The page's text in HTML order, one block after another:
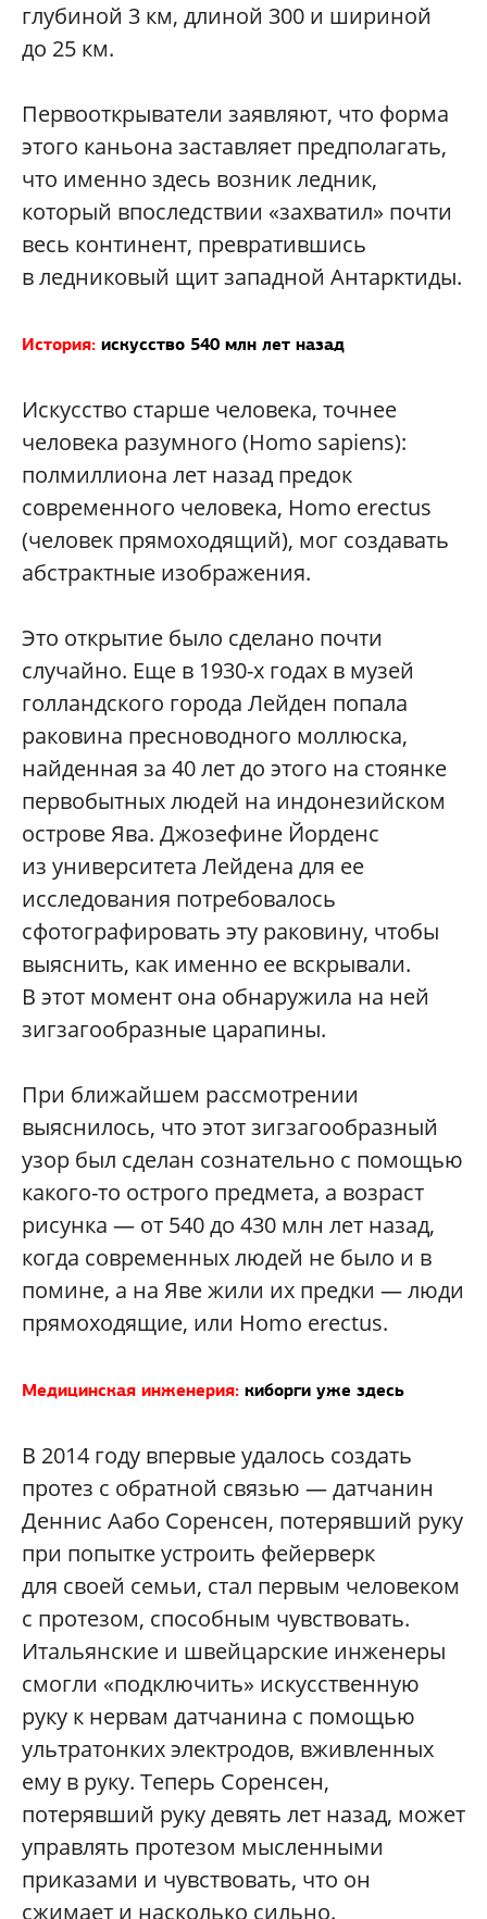
глубиной 3 км, длиной 300 и шириной
до 25 км.
Первооткрыватели заявляют, что форма
этого каньона заставляет предполагать,
что именно здесь возник ледник,
который впоследствии «захватил» почти
весь континент, превратившись
в ледниковый щит западной Антарктиды.
История: искусство 540 млн лет назад
Искусство старше человека, точнее
человека разумного (Homo sapiens):
полмиллиона лет назад предок
современного человека, Homo erectus
(человек прямоходящий), мог создавать
абстрактные изображения.
Это открытие было сделано почти
случайно. Еще в 1930-х годах в музей
голландского города Лейден попала
раковина пресноводного моллюска,
найденная за 40 лет до этого на стоянке
первобытных людей на индонезийском
острове Ява. Джозефине Йорденс
из университета Лейдена для ее
исследования потребовалось
сфотографировать эту раковину, чтобы
выяснить, как именно ее вскрывали.
В этот момент она обнаружила на ней
зигзагообразные царапины.
При ближайшем рассмотрении
выяснилось, что этот зигзагообразный
узор был сделан сознательно с помощью
какого-то острого предмета, а возраст
рисунка — от 540 до 430 млн лет назад,
когда современных людей не было и в
помине, а на Яве жили их предки — люди
прямоходящие, или Homo erectus.
Медицинская инженерия: киборги уже здесь
В 2014 году впервые удалось создать
протез с обратной связью — датчанин
Деннис Аабо Соренсен, потерявший руку
при попытке устроить фейерверк
для своей семьи, стал первым человеком
с протезом, способным чувствовать.
Итальянские и швейцарские инженеры
смогли «подключить» искусственную
руку к нервам датчанина с помощью
ультратонких электродов, вживленных
ему в руку. Теперь Соренсен,
потерявший руку девять лет назад, может
управлять протезом мысленными
приказами и чувствовать, что он
сжимает и насколько сильно.